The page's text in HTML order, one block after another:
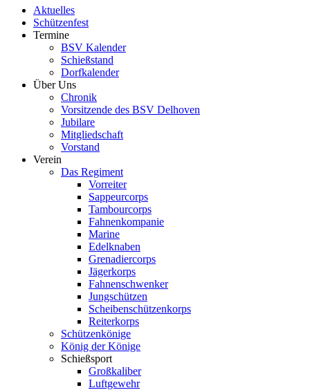
Aktuelles
Schützenfest
Termine
BSV Kalender
Schießstand
Dorfkalender
Über Uns
Chronik
Vorsitzende des BSV Delhoven
Jubilare
Mitgliedschaft
Vorstand
Verein
Das Regiment
Vorreiter
Sappeurcorps
Tambourcorps
Fahnenkompanie
Marine
Edelknaben
Grenadiercorps
Jägerkorps
Fahnenschwenker
Jungschützen
Scheibenschützenkorps
Reiterkorps
Schützenkönige
König der Könige
Schießsport
Großkaliber
Luftgewehr